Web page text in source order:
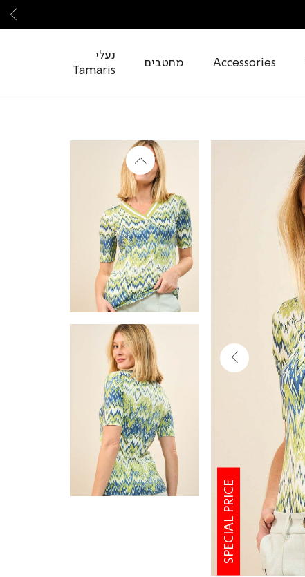
Accessories מחטבים
נעלי
Tamaris
SPECIAL PRICE